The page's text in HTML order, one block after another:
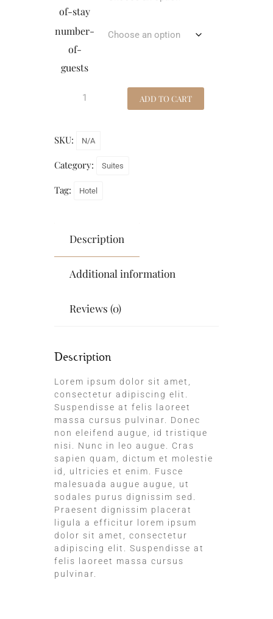
of-stay
number-
of-
guests
ADD TO CART
SKU: N/A
Category: Suites
Tag: Hotel
Description
Additional information
Reviews (0)
Description
Lorem ipsum dolor sit amet,
consectetur adipiscing elit.
Suspendisse at felis laoreet
massa cursus pulvinar. Donec
non eleifend augue, id tristique
nisi. Nunc in leo augue. Cras
sapien quam, dictum et molestie
id, ultricies et enim. Fusce
malesuada augue augue, ut
sodales purus dignissim sed.
Praesent dignissim placerat
ligula a efficitur lorem ipsum
dolor sit amet, consectetur
adipiscing elit. Suspendisse at
felis laoreet massa cursus
pulvinar.